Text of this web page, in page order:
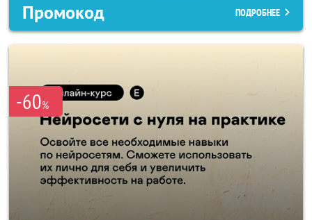
Промокод ПОДРОБНЕЕ
-60%